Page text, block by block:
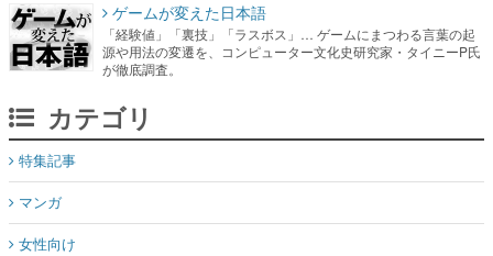
ゲームが変えた日本語
「経験値」「裏技」「ラスボス」… ゲームにまつわる言葉の起
源や用法の変遷を、コンピューター文化史研究家・タイニーP氏
が徹底調査。
カテゴリ
特集記事
マンガ
女性向け